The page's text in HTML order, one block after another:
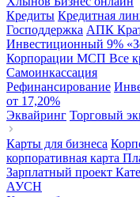
Кредиты Кредитная
Господдержка АПК
Инвестиционный 9%
Корпорации МСП Все
Самоинкассация
Рефинансирование
от 17,20%
Эквайринг Торговый
Карты для бизнеса
корпоративная карта
Зарплатный проект
АУСН